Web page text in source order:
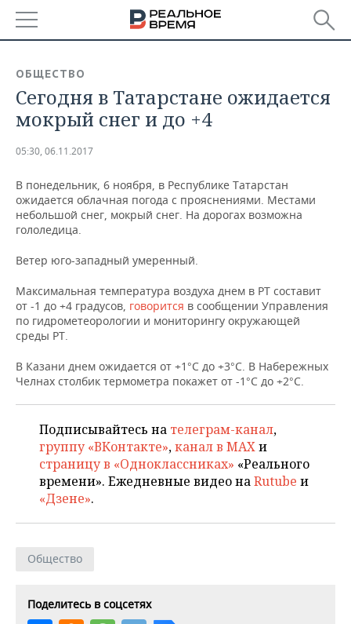
БАШКОРТОСТАН
ТАТАРСТАН
НОВОСТИ
АНАЛИТИКА
ДЕКЛАРАЦИИ О ДОХОДАХ
КОРОЛИ ГОСЗАКАЗА ПФО
КОМУ ПРИНАДЛЕЖАТ
ТОРГОВЫЕ ЦЕНТРЫ
ТАТАРСТАНА
НОВОСТИ ЭКОНОМИКИ
ФИНАНСЫ
БЮДЖЕТ
ИНВЕСТИЦИИ
ПРОМЫШЛЕННОСТЬ
НОВОСТИ
АГРОПРОМ
МАШИНОСТРОЕНИЕ
ОПК
ЭНЕРГЕТИКА
НЕДВИЖИМОСТЬ
НОВОСТИ АВТО
БИЗНЕС
НОВОСТИ БИЗНЕСА
РОЗНИЧНАЯ ТОРГОВЛЯ
УСЛУГИ
ТЕХНОЛОГИИ
НОВОСТИ ТЕХНОЛОГИЙ
МЕДИА
ТЕЛЕКОММУНИКАЦИИ
МЕРОПРИЯТИЯ
ВЫЕЗДНАЯ РЕДАКЦИЯ
БИЗНЕС-БРАНЧИ
ONLINE-КОНФЕРЕНЦИИ
ОТКРЫТАЯ ЛЕКЦИЯ
НОВОСТИ СПОРТА
ФУТБОЛ
ХОККЕЙ
БАСКЕТБОЛ
ВОЛЕЙБОЛ
ОБЩЕСТВО
НОВОСТИ ОБЩЕСТВА
ВЛАСТЬ
ИНФРАСТРУКТУРА
ИСТОРИЯ
ФОТОГАЛЕРЕЯ
СЮЖЕТЫ
СПРАВОЧНИК
СПИСОК ПЕРСОН
ПОЛНАЯ ВЕРСИЯ
ОБЩЕСТВО
Сегодня в Татарстане ожидается
мокрый снег и до +4
05:30, 06.11.2017
В понедельник, 6 ноября, в Республике Татарстан
ожидается облачная погода с прояснениями. Местами
небольшой снег, мокрый снег. На дорогах возможна
гололедица.
Ветер юго-западный умеренный.
Максимальная температура воздуха днем в РТ составит
от -1 до +4 градусов, говорится в сообщении Управления
по гидрометеорологии и мониторингу окружающей
среды РТ.
В Казани днем ожидается от +1°С до +3°С. В Набережных
Челнах столбик термометра покажет от -1°С до +2°С.
Подписывайтесь на телеграм-канал,
группу «ВКонтакте»,канал в MAXи
страницу в «Одноклассниках» «Реального
времени». Ежедневные видео наRutube и
«Дзене».
Общество
Поделитесь в соцсетях